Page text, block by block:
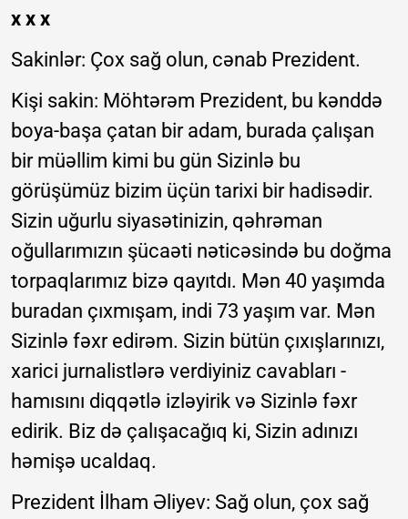
x x x
Sakinlər: Çox sağ olun, cənab Prezident.
Kişi sakin: Möhtərəm Prezident, bu kənddə
boya-başa çatan bir adam, burada çalışan
bir müəllim kimi bu gün Sizinlə bu
görüşümüz bizim üçün tarixi bir hadisədir.
Sizin uğurlu siyasətinizin, qəhrəman
oğullarımızın şücaəti nəticəsində bu doğma
torpaqlarımız bizə qayıtdı. Mən 40 yaşımda
buradan çıxmışam, indi 73 yaşım var. Mən
Sizinlə fəxr edirəm. Sizin bütün çıxışlarınızı,
xarici jurnalistlərə verdiyiniz cavabları -
hamısını diqqətlə izləyirik və Sizinlə fəxr
edirik. Biz də çalışacağıq ki, Sizin adınızı
həmişə ucaldaq.
Prezident İlham Əliyev: Sağ olun, çox sağ